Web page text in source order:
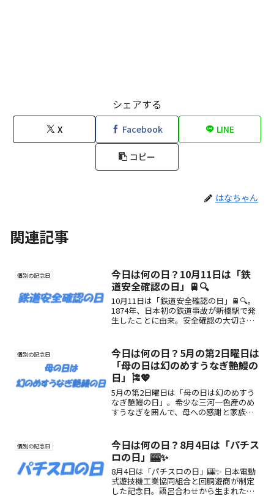
シェアする
X Facebook LINE
コピー
はなちゃん
関連記事
個別の記念日
今日は何の日？10月11日は「鉄
道安全確認の日」🚆🔍
10月11日は「鉄道安全確認の日」🚆🔍。
1874年、日本初の鉄道事故が新橋駅で発
生したことに由来。安全確認の大切さや
個別の記念日
今日は何の日？5月の第2日曜日は
「母の日は幻のめすうなぎ艶鰻の
日」🎏💖
5月の第2日曜日は「母の日は幻のめすう
なぎ艶鰻の日」。希少な三河一色産のめ
すうなぎを囲んで、母への感謝と家族の
個別の記念日
今日は何の日？8月4日は「パチス
ロの日」🎰✨
8月4日は「パチスロの日」🎰✨ 日本電動
式遊技機工業協同組合と回胴遊商が制定
した記念日。語呂合わせから生まれたこ